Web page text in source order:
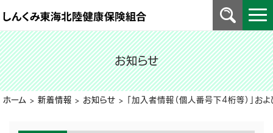
ホーム > 新着情報 > お知らせ > 「加入者情報（個人番号下4桁等）」お
お知らせ